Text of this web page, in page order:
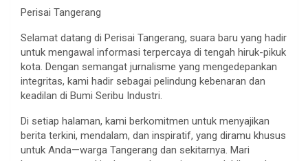
Perisai Tangerang
Selamat datang di Perisai Tangerang, suara baru yang hadir
untuk mengawal informasi terpercaya di tengah hiruk-pikuk
kota. Dengan semangat jurnalisme yang mengedepankan
integritas, kami hadir sebagai pelindung kebenaran dan
keadilan di Bumi Seribu Industri.
Di setiap halaman, kami berkomitmen untuk menyajikan
berita terkini, mendalam, dan inspiratif, yang diramu khusus
untuk Anda—warga Tangerang dan sekitarnya. Mari